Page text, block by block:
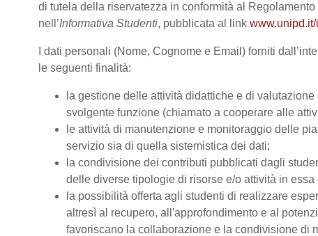
di tutela della riservatezza in conformità al
nell’Informativa Studenti, pubblicata al link
I dati personali (Nome, Cognome e Email) forniti
le seguenti finalità:
la gestione delle attività didattiche e di
svolgente funzione (chiamato a cooperare alle
le attività di manutenzione e monitoraggio delle
servizio sia di quella sistemistica dei dati;
la condivisione dei contributi pubblicati dagli
delle diverse tipologie di risorse e/o attività in
la possibilità offerta agli studenti di realizzare
altresì al recupero, all'approfondimento e al
favoriscano la collaborazione e la condivisione di